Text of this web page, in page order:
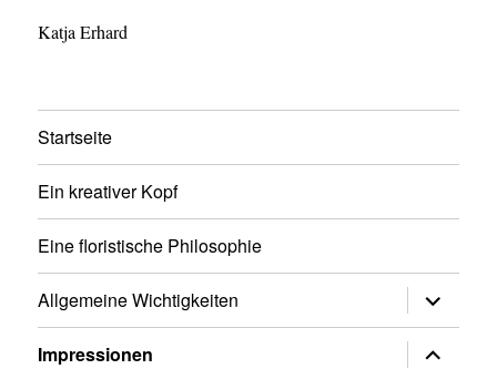
Katja Erhard
Startseite
Ein kreativer Kopf
Eine floristische Philosophie
Allgemeine Wichtigkeiten
anzeigen
Impressionen